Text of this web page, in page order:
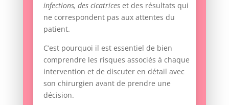
infections, des cicatriceset des résultats qui
ne correspondent pas aux attentes du
patient.
C’est pourquoi il est essentiel de bien
comprendre les risques associés à chaque
intervention et de discuter en détail avec
son chirurgien avant de prendre une
décision.